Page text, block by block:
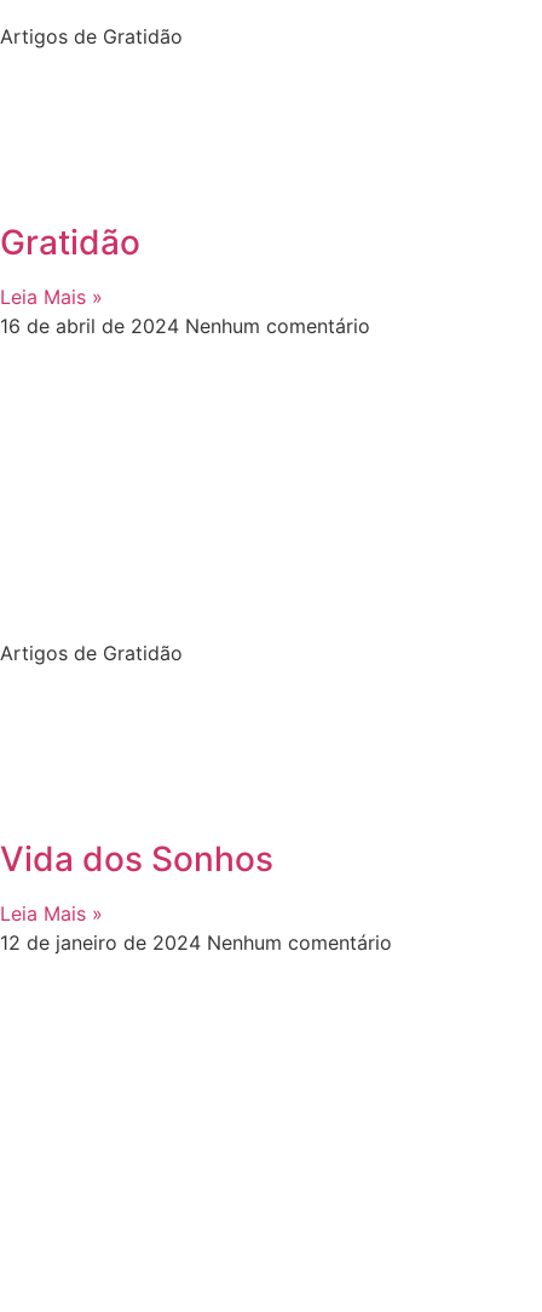
Artigos de Gratidão
Gratidão
Leia Mais »
16 de abril de 2024 Nenhum comentário
Artigos de Gratidão
Vida dos Sonhos
Leia Mais »
12 de janeiro de 2024 Nenhum comentário